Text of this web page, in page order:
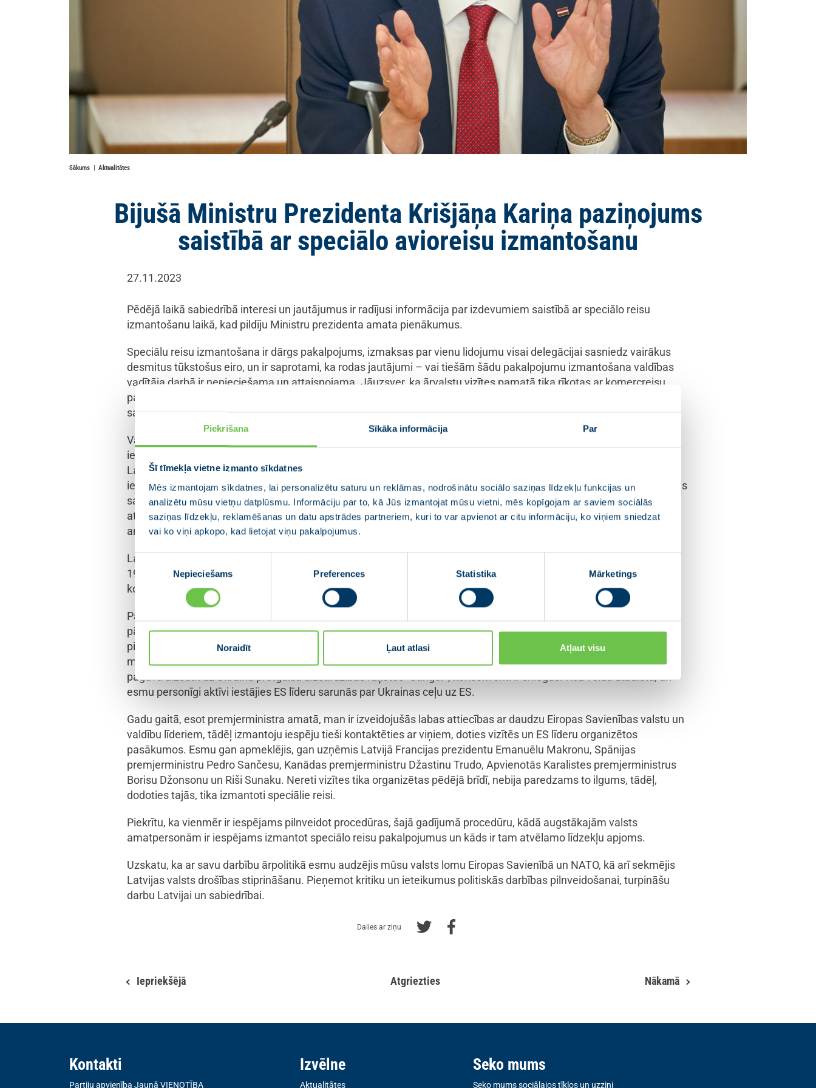
Piekrišana Sīkāka informācija Par
Šī tīmekļa vietne izmanto sīkdatnes
Mēs izmantojam sīkdatnes, lai personalizētu saturu un reklāmas, nodrošinātu sociālo saziņas līdzekļu funkcijas un
analizētu mūsu vietņu datplūsmu. Informāciju par to, kā Jūs izmantojat mūsu vietni, mēs kopīgojam ar saviem sociālās
saziņas līdzekļu, reklamēšanas un datu apstrādes partneriem, kuri to var apvienot ar citu informāciju, ko viņiem sniedzat
vai ko viņi apkopo, kad lietojat viņu pakalpojumus.
Piekrišanas
izvēle
Nepieciešams Preferences Statistika Mārketings
Noraidīt Ļaut atlasi Atļaut visu
Sākums Aktualitātes
Bijušā Ministru Prezidenta Krišjāņa Kariņa paziņojums
saistībā ar speciālo avioreisu izmantošanu
27.11.2023
Pēdējā laikā sabiedrībā interesi un jautājumus ir radījusi informācija par izdevumiem saistībā ar speciālo reisu
izmantošanu laikā, kad pildīju Ministru prezidenta amata pienākumus.
Speciālu reisu izmantošana ir dārgs pakalpojums, izmaksas par vienu lidojumu visai delegācijai sasniedz vairākus
desmitus tūkstošus eiro, un ir saprotami, ka rodas jautājumi – vai tiešām šādu pakalpojumu izmantošana valdības
vadītāja darbā ir nepieciešama un attaisnojama. Jāuzsver, ka ārvalstu vizītes pamatā tika rīkotas ar komercreisu
palīdzību – kad tie nebija pieejami, to pieejamība bija ierobežota, vai arī nokļūšana līdz galamērķiem bija loģistiski
sarežģīta, ņemot vērā uzņemošās puses drošības un protokolāros uzstādījumus, tika izmantoti speciālie reisi.
Valdības vadītāja darbs ir intensīvs, atbildība ir par visas valdības darbu, par premjerministra uzmanību konkurē
iekšpolitiski un ārpolitiski jautājumi. Mana stingra pārliecība ir, ka Ministru prezidentam ir jāieņem aktīva loma
Latvijas ārpolitikas veidošanā. Latvijas kā mazas un atvērtas demokrātijas interesēs ir būt draudzīgās attiecībās ar
iespējami plašu valstu loku pasaulē, jo īpaši Eiropā. Latvijai jābūt pilnvērtīgi pārstāvētai un klātesošai starptautiskajās
sanāksmēs, kur notiek lēmumu pieņemšana par jautājumiem, kas ietekmē mūsu drošību, labklājību un ekonomisko
attīstību. Ministru prezidents pārstāv valsti Eiropas Savienības valstu un valdību vadītāju sanāksmē, Eiropadomē, kā
arī no šī gada un turpmāk – NATO samitā.
Laikā, kad pildīju Ministru prezidenta amata pienākumus, pasaule piedzīvoja divus milzīgus satricinājumus – Covid-
19 pandēmiju un Krievijas karu Ukrainā. Abi šie satricinājumi radīja nopietnus aviosatiksmes traucējumus,
komercreisu pieejamības pilnīgu vai daļēju pārrāvumu.
Pandēmijas laiks bija milzīgs izaicinājums mums visiem, ko sekmīgi pārvarējām. Brīdī, kad šķita, ka esam jau tikuši
pāri pandēmijai un atgriežamies normālā dzīvē, nāca jauns satricinājums – 2022. gada 24. februārī Krievija uzsāka
pilna mēroga uzbrukumu Ukrainai. Sākoties karam, būtiski pieauga ārpolitikas loma, arī manā darbā. Mūsu darbības
mērķi – atbalsts Ukrainai, Latvijas drošības stiprināšana un Krievijas savaldīšana. Latvija vēl pirms kara sākuma
paguva aizsūtīt uz Ukrainu pretgaisa aizsardzības raķetes “Stinger”, konsekventi ir sniegusi visa veida atbalstu, un
esmu personīgi aktīvi iestājies ES līderu sarunās par Ukrainas ceļu uz ES.
Gadu gaitā, esot premjerministra amatā, man ir izveidojušās labas attiecības ar daudzu Eiropas Savienības valstu un
valdību līderiem, tādēļ izmantoju iespēju tieši kontaktēties ar viņiem, doties vizītēs un ES līderu organizētos
pasākumos. Esmu gan apmeklējis, gan uzņēmis Latvijā Francijas prezidentu Emanuēlu Makronu, Spānijas
premjerministru Pedro Sančesu, Kanādas premjerministru Džastinu Trudo, Apvienotās Karalistes premjerministrus
Borisu Džonsonu un Riši Sunaku. Nereti vizītes tika organizētas pēdējā brīdī, nebija paredzams to ilgums, tādēļ,
dodoties tajās, tika izmantoti speciālie reisi.
Piekrītu, ka vienmēr ir iespējams pilnveidot procedūras, šajā gadījumā procedūru, kādā augstākajām valsts
amatpersonām ir iespējams izmantot speciālo reisu pakalpojumus un kāds ir tam atvēlamo līdzekļu apjoms.
Uzskatu, ka ar savu darbību ārpolitikā esmu audzējis mūsu valsts lomu Eiropas Savienībā un NATO, kā arī sekmējis
Latvijas valsts drošības stiprināšanu. Pieņemot kritiku un ieteikumus politiskās darbības pilnveidošanai, turpināšu
darbu Latvijai un sabiedrībai.
Dalies ar ziņu
Iepriekšējā Atgriezties Nākamā
Kontakti
Partiju apvienība Jaunā VIENOTĪBA
Izvēlne
Aktualitātes
Seko mums
Seko mums sociālajos tīklos un uzzini